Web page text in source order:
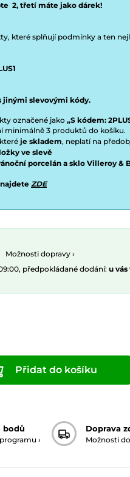
2, třetí máte jako dárek!
které splňují podmínky a ten
jinými slevovými kódy.
označené jako „S kódem:
minimálně 3 produktů do košíku.
je skladem, neplatí na
ve slevě
porcelán a sklo Villeroy &
ZDE
Možnosti dopravy ›
předpokládané dodání: u vás
Přidat do košíku
bodů
›
Doprava
Možnosti